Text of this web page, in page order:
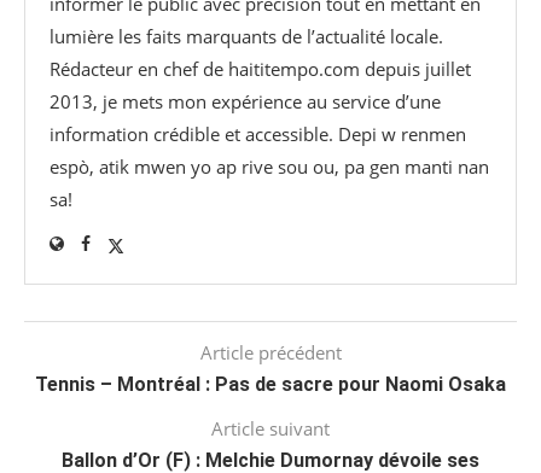
lumière les faits marquants de l’actualité locale.
Rédacteur en chef de haititempo.com⁠ depuis juillet
2013, je mets mon expérience au service d’une
information crédible et accessible. Depi w renmen
espò, atik mwen yo ap rive sou ou, pa gen manti nan
sa!
Article précédent
Tennis – Montréal : Pas de sacre pour Naomi Osaka
Article suivant
Ballon d’Or (F) : Melchie Dumornay dévoile ses